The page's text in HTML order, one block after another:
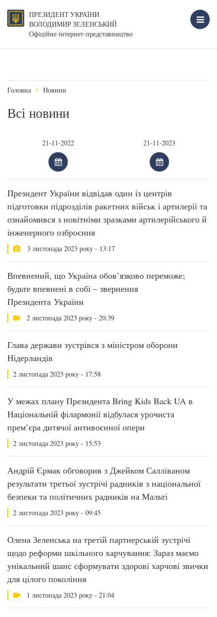
ПРЕЗИДЕНТ УКРАЇНИ
ВОЛОДИМИР ЗЕЛЕНСЬКИЙ
Офіційне інтернет-представництво
Головна Новини
Всі новини
Президент України відвідав один із центрів
підготовки підрозділів ракетних військ і артилерії та
ознайомився з новітніми зразками артилерійського й
інженерного озброєння
3 листопада 2023 року - 13:17
Впевнений, що Україна обов’язково переможе;
будьте впевнені в собі – звернення
Президента України
2 листопада 2023 року - 20:39
Глава держави зустрівся з міністром оборони
Нідерландів
2 листопада 2023 року - 17:58
У межах плану Президента Bring Kids Back UA в
Національній філармонії відбулася урочиста
прем’єра дитячої антивоєнної опери
2 листопада 2023 року - 15:53
Андрій Єрмак обговорив з Джейком Салліваном
результати третьої зустрічі радників з національної
безпеки та політичних радників на Мальті
2 листопада 2023 року - 09:45
Олена Зеленська на третій партнерській зустрічі
щодо реформи шкільного харчування: Зараз маємо
унікальний шанс сформувати здорові харчові звички
для цілого покоління
1 листопада 2023 року - 21:04